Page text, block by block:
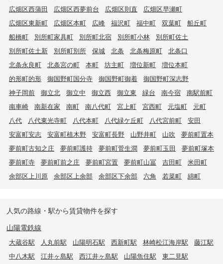
広畑区西蒲田
広畑区西夢前台 広畑区則直
広畑区早瀬町
広畑区東新町
広畑区本町 広峰 福沢町 福中町 双葉町
船丘町
船橋町
別所町家具町 別所町北宿 別所町小林
別所町佐土
別所町佐土新
別所町別所 保城 北条 北条梅原町
北条口
北条永良町
北条宮の町 本町 坊主町 増位新町
増位本町
的形町的形
御国野町国分寺 御国野町御着
御国野町深志野
神子岡前
御立北 御立中 御立西 御立東 緑台 南今宿
南駅前町
南車崎
南新在家 南町 南八代町 宮上町 宮西町 元塩町
元町
八代
八代東光寺町 八代本町 八代緑ケ丘町 八代宮前町
安田
安富町安志
安富町植木野 安富町長野 山野井町 山吹
夢前町置本
夢前町古知之庄
夢前町護持 夢前町菅生澗 夢前町玉田
夢前町塚本
夢前町寺
夢前町前之庄 夢前町宮置 夢前町山冨 吉田町
米田町
余部区上川原
余部区上余部 余部区下余部 六角 若菜町 綿町
人気の路線・駅から賃貸物件を探す
山陽電鉄線
大蔵谷駅 人丸前駅 山陽明石駅 西新町駅 林崎松江海岸駅
藤江駅
中八木駅
江井ヶ島駅 西江井ヶ島駅 山陽魚住駅
東二見駅